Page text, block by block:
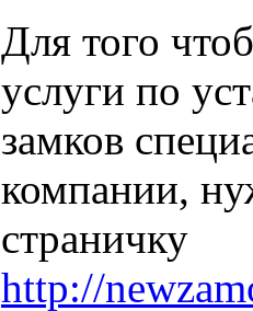
Для того
услуги по
замков
компании,
страничку
http://